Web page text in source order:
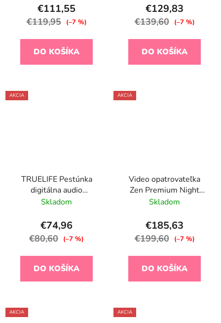
biely šum Blue
€111,55
€119,95 (–7 %)
DO KOŠÍKA
€129,83
€139,60 (–7 %)
DO KOŠÍKA
AKCIA
TRUELIFE Pestúnka
digitálna audio
NannyTone VM3
Skladom
€74,96
€80,60 (–7 %)
DO KOŠÍKA
AKCIA
Video opatrovateľka
Zen Premium Night
Blue
Skladom
€185,63
€199,60 (–7 %)
DO KOŠÍKA
AKCIA AKCIA